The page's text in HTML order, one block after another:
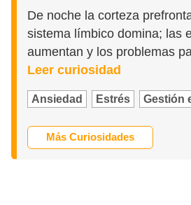
De noche la corteza
sistema límbico domina; las
aumentan y los problemas
Leer curiosidad
Ansiedad Estrés Gestión
Más Curiosidades